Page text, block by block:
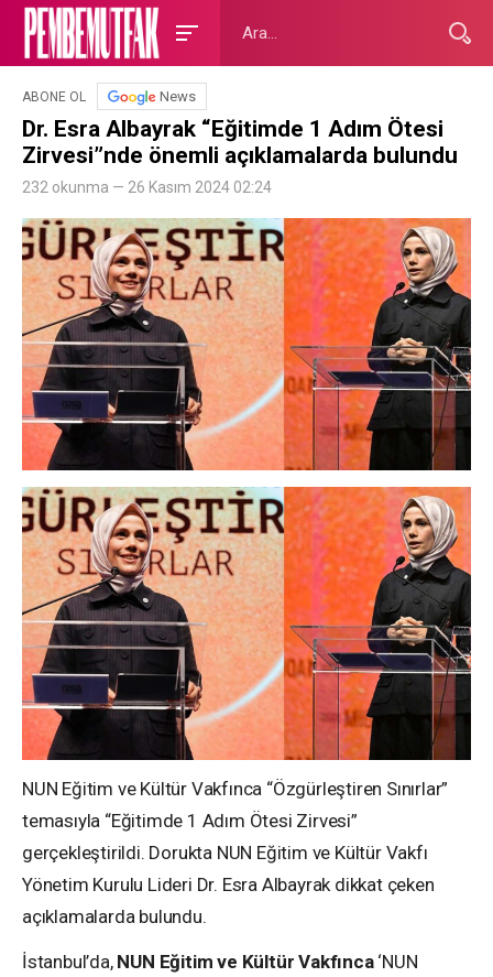
ABONE OL News
Dr. Esra Albayrak “Eğitimde 1 Adım Ötesi
Zirvesi”nde önemli açıklamalarda bulundu
232 okunma — 26 Kasım 2024 02:24
NUN Eğitim ve Kültür Vakfınca “Özgürleştiren Sınırlar”
temasıyla “Eğitimde 1 Adım Ötesi Zirvesi”
gerçekleştirildi. Dorukta NUN Eğitim ve Kültür Vakfı
Yönetim Kurulu Lideri Dr. Esra Albayrak dikkat çeken
açıklamalarda bulundu.
İstanbul’da, NUN Eğitim ve Kültür Vakfınca‘NUN